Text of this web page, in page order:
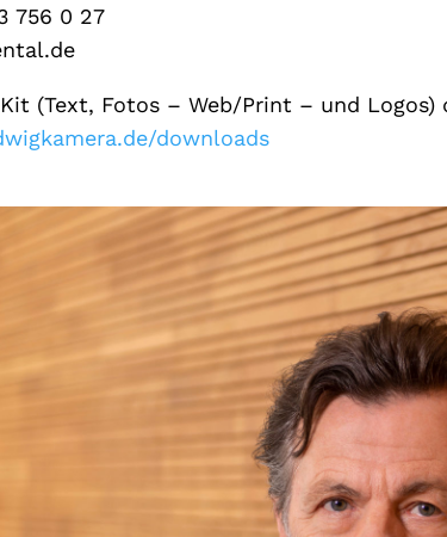
756 0 27
(Text, Fotos – Web/Print – und
downloads